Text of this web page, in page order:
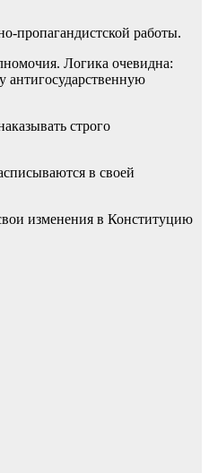
пропагандистской работы.
Логика очевидна:
антигосударственную
строго
в своей
изменения в Конституцию